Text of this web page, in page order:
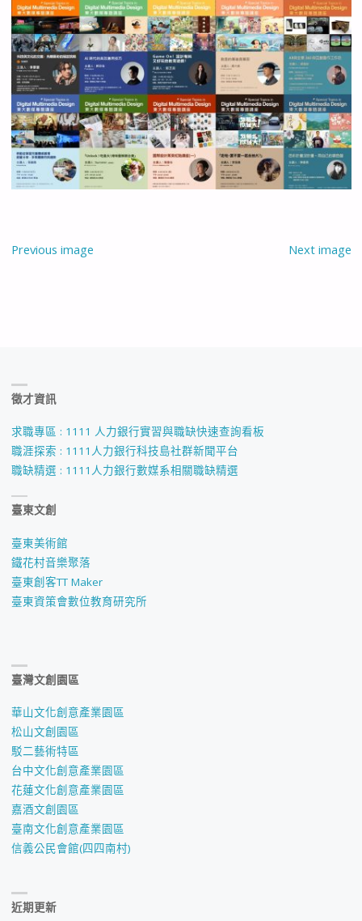
Previous image Next image
徵才資訊
求職專區 : 1111 人力銀行實習與職缺快速查詢看板
職涯探索 : 1111人力銀行科技島社群新聞平台
職缺精選 : 1111人力銀行數媒系相關職缺精選
臺東文創
臺東美術館
鐵花村音樂聚落
臺東創客TT Maker
臺東資策會數位教育研究所
臺灣文創園區
華山文化創意產業園區
松山文創園區
駁二藝術特區
台中文化創意產業園區
花蓮文化創意產業園區
嘉酒文創園區
臺南文化創意產業園區
信義公民會館(四四南村)
近期更新